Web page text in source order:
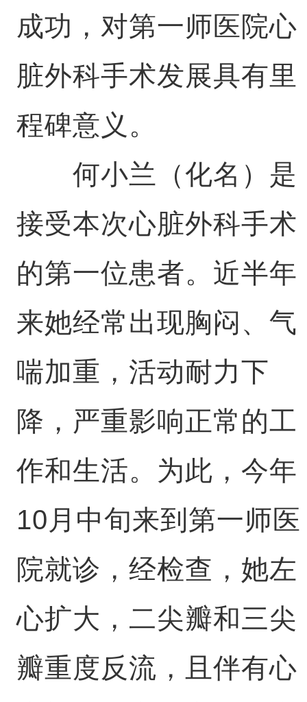
成功，对第一师医院心
脏外科手术发展具有里
程碑意义。
何小兰（化名）是
接受本次心脏外科手术
的第一位患者。近半年
来她经常出现胸闷、气
喘加重，活动耐力下
降，严重影响正常的工
作和生活。为此，今年
10月中旬来到第一师医
院就诊，经检查，她左
心扩大，二尖瓣和三尖
瓣重度反流，且伴有心